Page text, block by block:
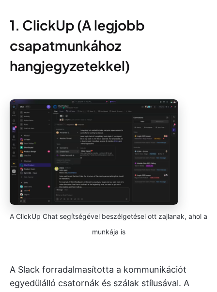
1. ClickUp (A legjobb
csapatmunkához
hangjegyzetekkel)
A ClickUp Chat segítségével beszélgetései ott zajlanak, ahol a
munkája is
A Slack forradalmasította a kommunikációt
egyedülálló csatornák és szálak stílusával. A